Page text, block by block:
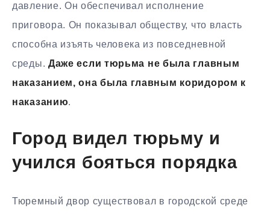
давление. Он обеспечивал исполнение
приговора. Он показывал обществу, что власть
способна изъять человека из повседневной
среды. Даже если тюрьма не была главным
наказанием, она была главным коридором к
наказанию.
Город видел тюрьму и
учился бояться порядка
Тюремный двор существовал в городской среде